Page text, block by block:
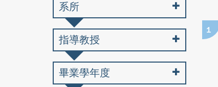
1
系所
指導教授
畢業學年度